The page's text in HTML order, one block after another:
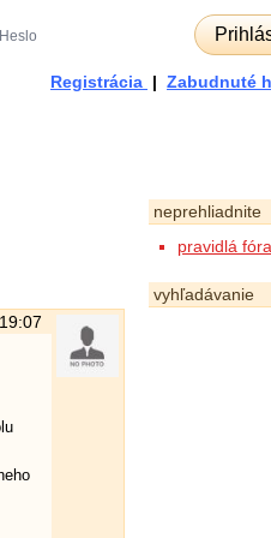
Registrácia | Zabudnuté
neprehliadnite
pravidlá fóra
vyhľadávanie